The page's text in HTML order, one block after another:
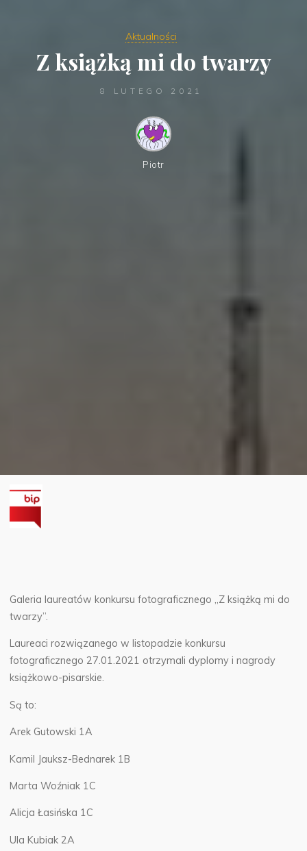
Aktualności
Z książką mi do twarzy
8 LUTEGO 2021
Piotr
Galeria laureatów konkursu fotograficznego „Z książką mi do
twarzy”.
Laureaci rozwiązanego w listopadzie konkursu
fotograficznego 27.01.2021 otrzymali dyplomy i nagrody
książkowo-pisarskie.
Są to:
Arek Gutowski 1A
Kamil Jauksz-Bednarek 1B
Marta Woźniak 1C
Alicja Łasińska 1C
Ula Kubiak 2A